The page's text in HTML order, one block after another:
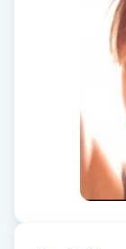
Gelenaglar
som jag